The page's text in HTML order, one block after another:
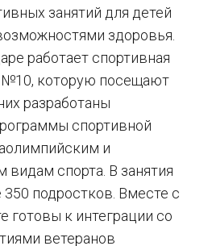
занятий для детей
здоровья.
работает спортивная
№10, которую посещают
разработаны
спортивной
и
спорта. В занятия
подростков. Вместе с
готовы к интеграции со
ветеранов